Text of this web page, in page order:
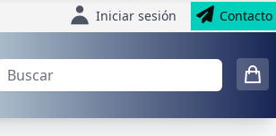
Iniciar sesión Contacto